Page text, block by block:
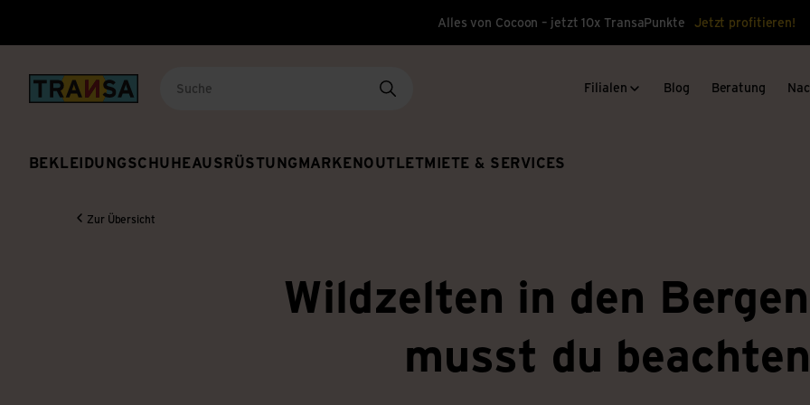
Alles von Cocoon – jetzt 10x TransaPunkte Jetzt profitieren!
Back to home
BEKLEIDUNGSCHUHEAUSRÜSTUNG MARKEN OUTLETMIETE & SERVICES
Filialen Blog Beratung
Zur Übersicht
Wildzelten in den
musst du beachten